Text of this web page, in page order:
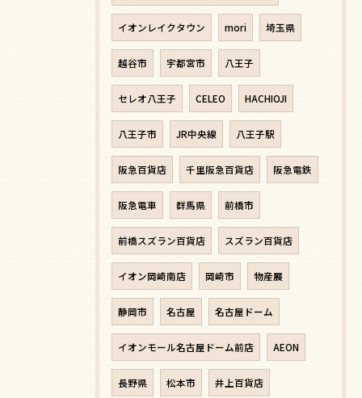
イオンレイクタウン mori 埼玉県
越谷市 宇都宮市 八王子
セレオ八王子 CELEO HACHIOJI
八王子市 JR中央線 八王子駅
阪急百貨店 千里阪急百貨店 阪急電鉄
阪急電車 群馬県 前橋市
前橋スズラン百貨店 スズラン百貨店
イオン岡崎南店 岡崎市 物産展
静岡市 名古屋 名古屋ドーム
イオンモール名古屋ドーム前店 AEON
長野県 松本市 井上百貨店